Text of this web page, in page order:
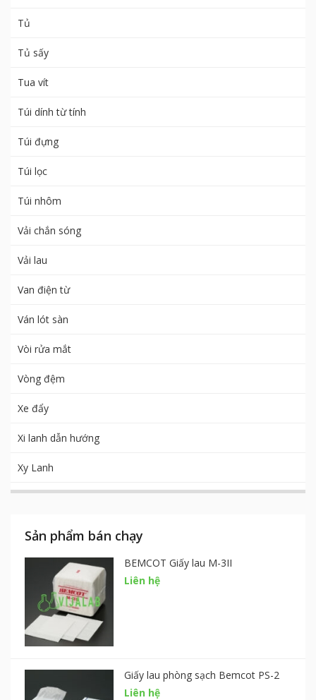
Tủ
Tủ sấy
Tua vít
Túi dính từ tính
Túi đựng
Túi lọc
Túi nhôm
Vải chắn sóng
Vải lau
Van điện từ
Ván lót sàn
Vòi rửa mắt
Vòng đệm
Xe đẩy
Xi lanh dẫn hướng
Xy Lanh
Sản phẩm bán chạy
BEMCOT Giấy lau M-3II
Liên hệ
Giấy lau phòng sạch Bemcot PS-2
Liên hệ